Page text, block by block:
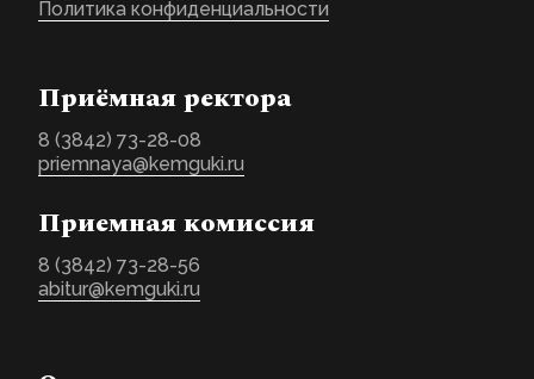
Политика конфиденциальности
Приёмная ректора
8 (3842) 73-28-08
priemnaya@kemguki.ru
Приемная комиссия
8 (3842) 73-28-56
abitur@kemguki.ru